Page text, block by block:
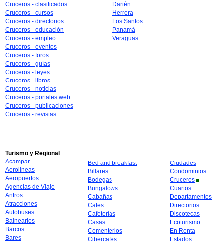
Cruceros - clasificados
Cruceros - cursos
Cruceros - directorios
Cruceros - educación
Cruceros - empleo
Cruceros - eventos
Cruceros - foros
Cruceros - guías
Cruceros - leyes
Cruceros - libros
Cruceros - noticias
Cruceros - portales web
Cruceros - publicaciones
Cruceros - revistas
Darién
Herrera
Los Santos
Panamá
Veraguas
Turismo y Regional
Acampar
Aerolineas
Aeropuertos
Agencias de Viaje
Antros
Atracciones
Autobuses
Balnearios
Barcos
Bares
Bed and breakfast
Billares
Bodegas
Bungalows
Cabañas
Cafes
Cafeterías
Casas
Cementerios
Cibercafes
Ciudades
Condominios
Cruceros
Cuartos
Departamentos
Directorios
Discotecas
Ecoturismo
En Renta
Estados